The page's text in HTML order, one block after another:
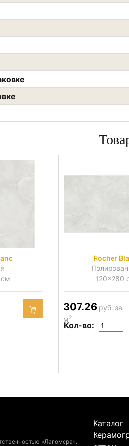
см
Rocher
120x280
307.26руб. за
м2
Кол-во:
«Лагомера».
Каталог